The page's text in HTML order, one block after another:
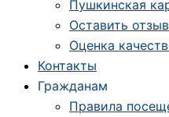
Пушкинская
Оставить отзыв
Оценка
Контакты
Гражданам
Правила